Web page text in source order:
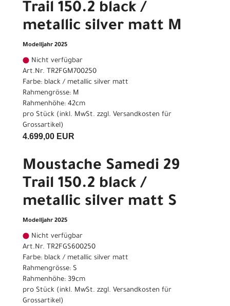
Trail 150.2 black /
metallic silver matt M
Modelljahr 2025
Nicht verfügbar
Art.Nr. TR2FGM700250
Farbe: black / metallic silver matt
Rahmengrösse: M
Rahmenhöhe: 42cm
pro Stück (inkl. MwSt. zzgl. Versandkosten für
Grossartikel)
4.699,00 EUR
Moustache Samedi 29
Trail 150.2 black /
metallic silver matt S
Modelljahr 2025
Nicht verfügbar
Art.Nr. TR2FGS600250
Farbe: black / metallic silver matt
Rahmengrösse: S
Rahmenhöhe: 39cm
pro Stück (inkl. MwSt. zzgl. Versandkosten für
Grossartikel)